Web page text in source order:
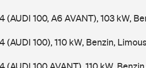
(AUDI 100, A6 AVANT), 103 kW,
(AUDI 100), 110 kW, Benzin,